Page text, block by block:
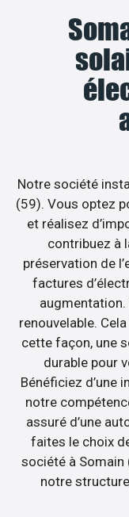
Notre société
(59). Vous optez
et réalisez
contribuez à
préservation de
factures
renouvelable.
cette façon, une
durable pour
Bénéficiez d’une
notre
assuré d’une
faites le choix
société à Somain
notre